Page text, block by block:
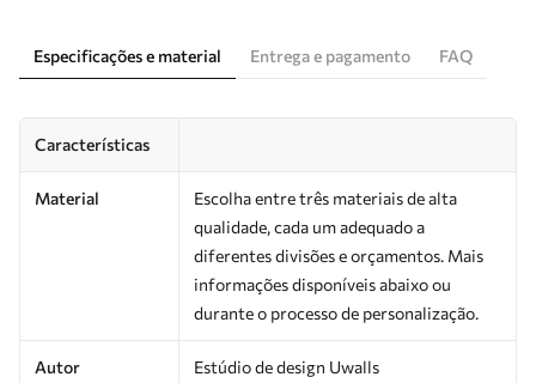
Especificações e material Entrega e pagamento FAQ
Características
Material
Escolha entre três materiais de alta
qualidade, cada um adequado a
diferentes divisões e orçamentos. Mais
informações disponíveis abaixo ou
durante o processo de personalização.
Autor Estúdio de design Uwalls